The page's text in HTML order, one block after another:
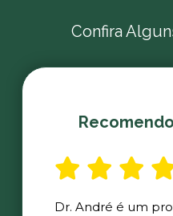
Confira
Dr. André é um